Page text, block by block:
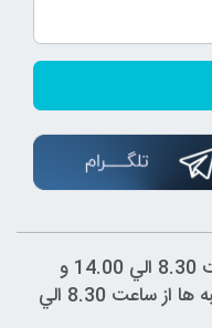
شنبه تا چهار شنبه: صبح ها از ساعت 8.30 الي 14.00 و
بعداظهر ها 16 الي 19.30 پنج شنبه ها از ساعت 8.30 الي